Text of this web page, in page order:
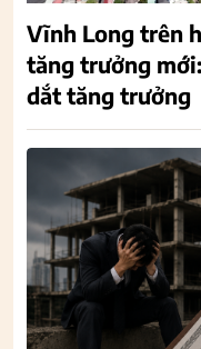
Vĩnh Long trên
tăng trưởng
dắt tăng trưởng